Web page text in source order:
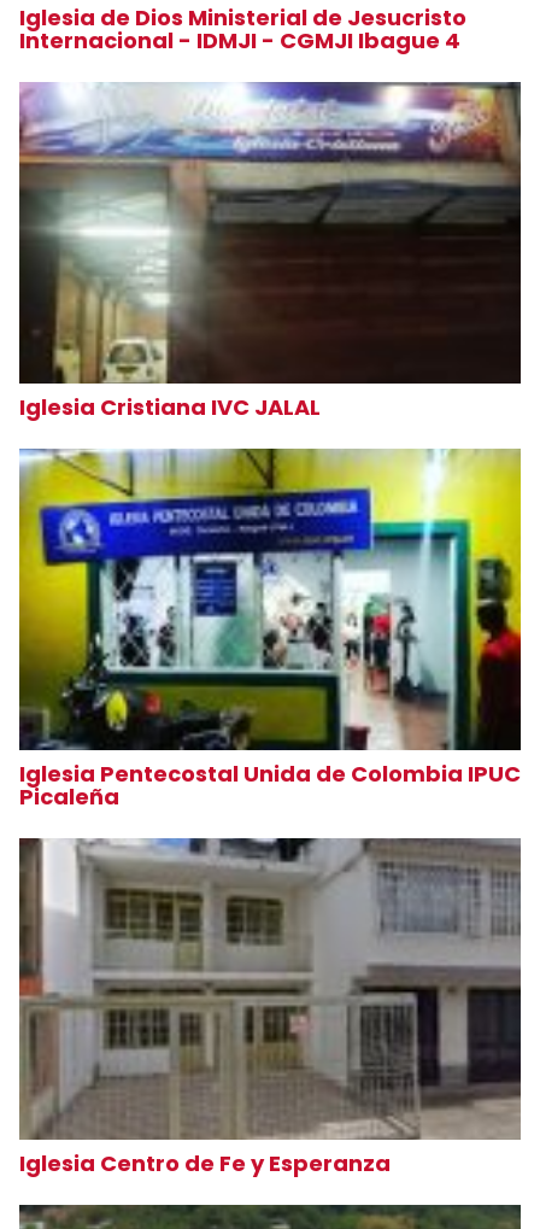
Iglesia de Dios Ministerial de Jesucristo
Internacional - IDMJI - CGMJI Ibague 4
Iglesia Cristiana IVC JALAL
Iglesia Pentecostal Unida de Colombia IPUC
Picaleña
Iglesia Centro de Fe y Esperanza